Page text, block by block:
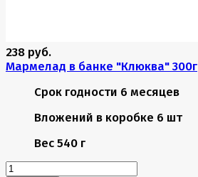
238 руб.
Мармелад в банке "Клюква" 300г
Срок годности 6 месяцев
Вложений в коробке 6 шт
Вес 540 г